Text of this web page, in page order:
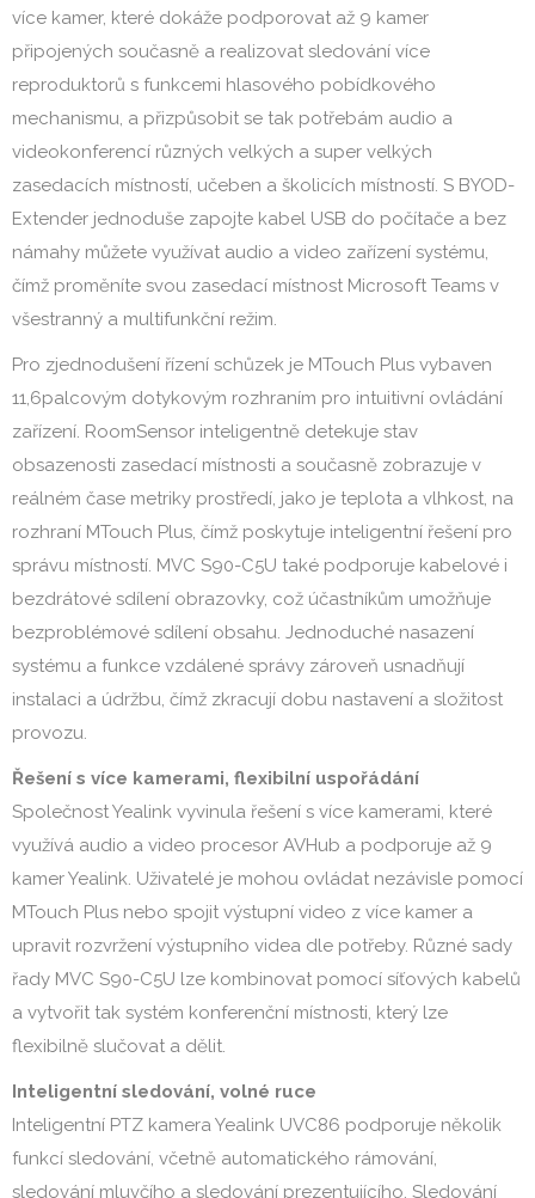
více kamer, které dokáže podporovat až 9 kamer
připojených současně a realizovat sledování více
reproduktorů s funkcemi hlasového pobídkového
mechanismu, a přizpůsobit se tak potřebám audio a
videokonferencí různých velkých a super velkých
zasedacích místností, učeben a školicích místností. S BYOD-
Extender jednoduše zapojte kabel USB do počítače a bez
námahy můžete využívat audio a video zařízení systému,
čímž proměníte svou zasedací místnost Microsoft Teams v
všestranný a multifunkční režim.
Pro zjednodušení řízení schůzek je MTouch Plus vybaven
11,6palcovým dotykovým rozhraním pro intuitivní ovládání
zařízení. RoomSensor inteligentně detekuje stav
obsazenosti zasedací místnosti a současně zobrazuje v
reálném čase metriky prostředí, jako je teplota a vlhkost, na
rozhraní MTouch Plus, čímž poskytuje inteligentní řešení pro
správu místností. MVC S90-C5U také podporuje kabelové i
bezdrátové sdílení obrazovky, což účastníkům umožňuje
bezproblémové sdílení obsahu. Jednoduché nasazení
systému a funkce vzdálené správy zároveň usnadňují
instalaci a údržbu, čímž zkracují dobu nastavení a složitost
provozu.
Řešení s více kamerami, flexibilní uspořádání
Společnost Yealink vyvinula řešení s více kamerami, které
využívá audio a video procesor AVHub a podporuje až 9
kamer Yealink. Uživatelé je mohou ovládat nezávisle pomocí
MTouch Plus nebo spojit výstupní video z více kamer a
upravit rozvržení výstupního videa dle potřeby. Různé sady
řady MVC S90-C5U lze kombinovat pomocí síťových kabelů
a vytvořit tak systém konferenční místnosti, který lze
flexibilně slučovat a dělit.
Inteligentní sledování, volné ruce
Inteligentní PTZ kamera Yealink UVC86 podporuje několik
funkcí sledování, včetně automatického rámování,
sledování mluvčího a sledování prezentujícího. Sledování